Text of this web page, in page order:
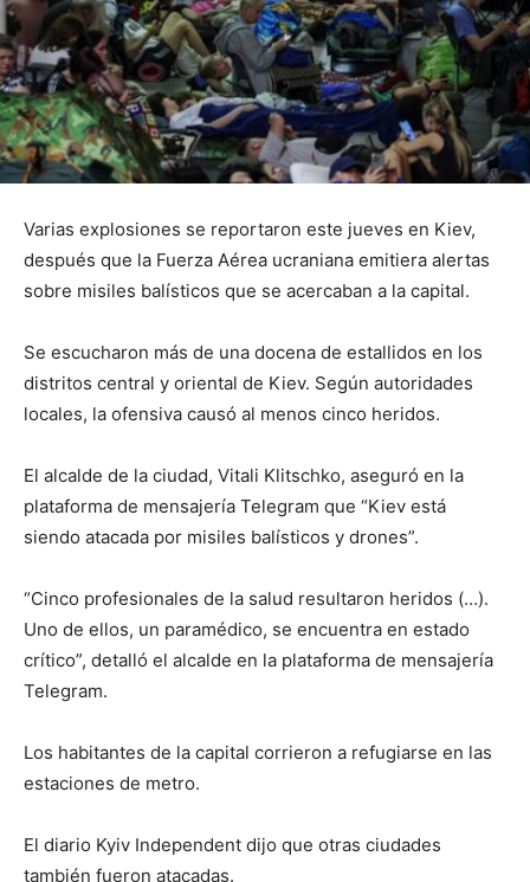
Varias explosiones se reportaron este jueves en Kiev,
después que la Fuerza Aérea ucraniana emitiera alertas
sobre misiles balísticos que se acercaban a la capital.
Se escucharon más de una docena de estallidos en los
distritos central y oriental de Kiev. Según autoridades
locales, la ofensiva causó al menos cinco heridos.
El alcalde de la ciudad, Vitali Klitschko, aseguró en la
plataforma de mensajería Telegram que “Kiev está
siendo atacada por misiles balísticos y drones”.
“Cinco profesionales de la salud resultaron heridos (…).
Uno de ellos, un paramédico, se encuentra en estado
crítico”, detalló el alcalde en la plataforma de mensajería
Telegram.
Los habitantes de la capital corrieron a refugiarse en las
estaciones de metro.
El diario Kyiv Independent dijo que otras ciudades
también fueron atacadas.